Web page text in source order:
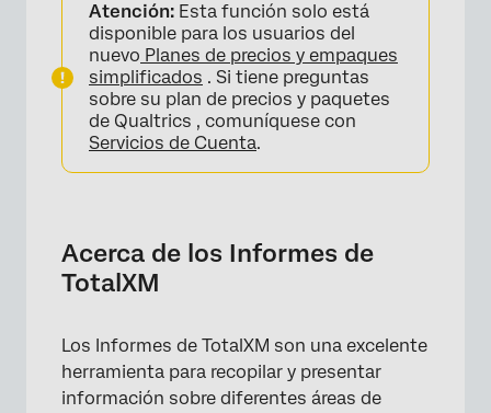
Creación de Informes TotalXM
Navegación por los Informes de TotalXM
Panel de activos
Secciones
Colaboración en los Informes de TotalXM
Atención: Esta función solo está
disponible para los usuarios del
nuevo Planes de precios y empaques
simplificados . Si tiene preguntas
sobre su plan de precios y paquetes
de Qualtrics , comuníquese con
Servicios de Cuenta.
Acerca de los Informes de
TotalXM
Los Informes de TotalXM son una excelente
herramienta para recopilar y presentar
información sobre diferentes áreas de